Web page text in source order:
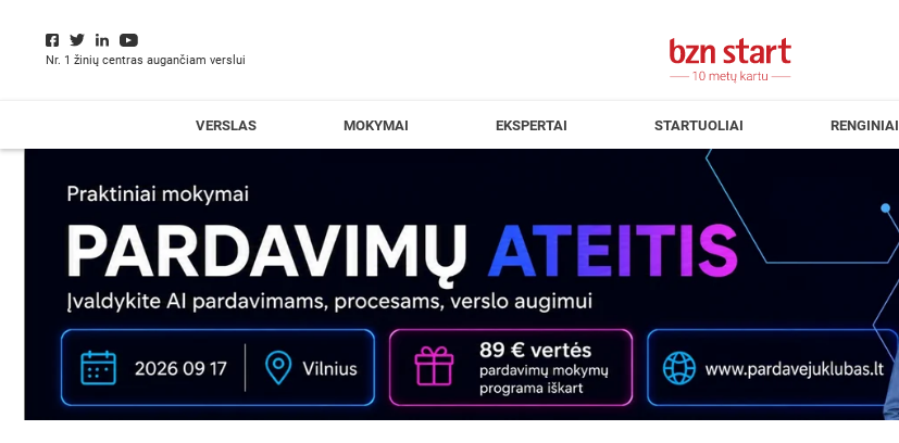
Nr. 1 žinių centras augančiam verslui
VERSLAS MOKYMAI EKSPERTAI STARTUOLIAI RENGINIAI